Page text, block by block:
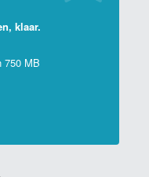
klaar.
750 MB